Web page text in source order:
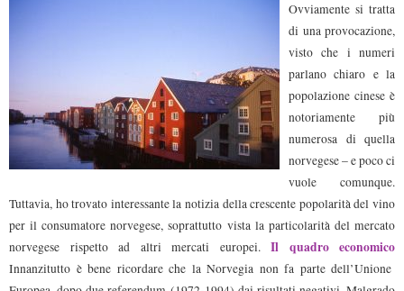
Ovviamente si tratta
di una provocazione,
visto che i numeri
parlano chiaro e la
popolazione cinese è
notoriamente più
numerosa di quella
norvegese – e poco ci
vuole comunque.
Tuttavia, ho trovato interessante la notizia della crescente popolarità del vino
per il consumatore norvegese, soprattutto vista la particolarità del mercato
norvegese rispetto ad altri mercati europei. Il quadro economico
Innanzitutto è bene ricordare che la Norvegia non fa parte dell’Unione